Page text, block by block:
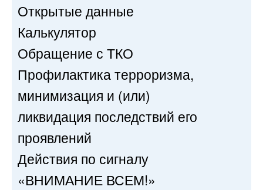
Открытые данные
Калькулятор
Обращение с ТКО
Профилактика терроризма,
минимизация и (или)
ликвидация последствий его
проявлений
Действия по сигналу
«ВНИМАНИЕ ВСЕМ!»